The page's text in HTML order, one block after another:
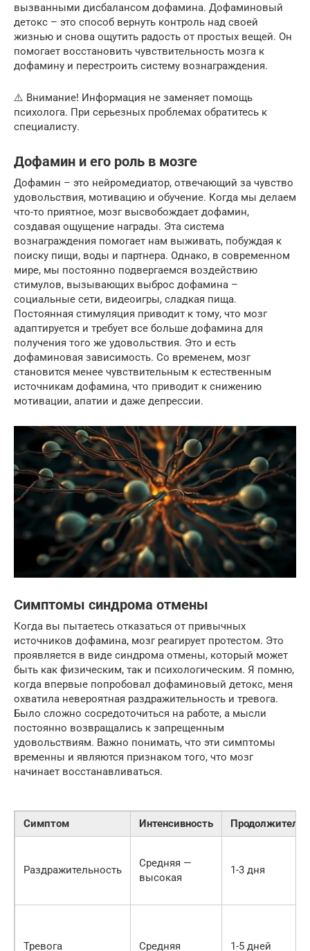
вызванными дисбалансом дофамина. Дофаминовый
детокс – это способ вернуть контроль над своей
жизнью и снова ощутить радость от простых вещей. Он
помогает восстановить чувствительность мозга к
дофамину и перестроить систему вознаграждения.
⚠️ Внимание! Информация не заменяет помощь
психолога. При серьезных проблемах обратитесь к
специалисту.
Дофамин и его роль в мозге
Дофамин – это нейромедиатор, отвечающий за чувство
удовольствия, мотивацию и обучение. Когда мы делаем
что-то приятное, мозг высвобождает дофамин,
создавая ощущение награды. Эта система
вознаграждения помогает нам выживать, побуждая к
поиску пищи, воды и партнера. Однако, в современном
мире, мы постоянно подвергаемся воздействию
стимулов, вызывающих выброс дофамина –
социальные сети, видеоигры, сладкая пища.
Постоянная стимуляция приводит к тому, что мозг
адаптируется и требует все больше дофамина для
получения того же удовольствия. Это и есть
дофаминовая зависимость. Со временем, мозг
становится менее чувствительным к естественным
источникам дофамина, что приводит к снижению
мотивации, апатии и даже депрессии.
Симптомы синдрома отмены
Когда вы пытаетесь отказаться от привычных
источников дофамина, мозг реагирует протестом. Это
проявляется в виде синдрома отмены, который может
быть как физическим, так и психологическим. Я помню,
когда впервые попробовал дофаминовый детокс, меня
охватила невероятная раздражительность и тревога.
Было сложно сосредоточиться на работе, а мысли
постоянно возвращались к запрещенным
удовольствиям. Важно понимать, что эти симптомы
временны и являются признаком того, что мозг
начинает восстанавливаться.
Симптом Интенсивность
Раздражительность
Средняя —
высокая
1-3 дня
Тревога Средняя 1-5 дней